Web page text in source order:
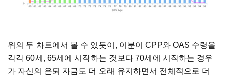
위의 두 차트에서 볼 수 있듯이, 이분이 CPP와 OAS 수령을
각각 60세, 65세에 시작하는 것보다 70세에 시작하는 경우
가 자신의 은퇴 자금도 더 오래 유지하면서 전체적으로 더